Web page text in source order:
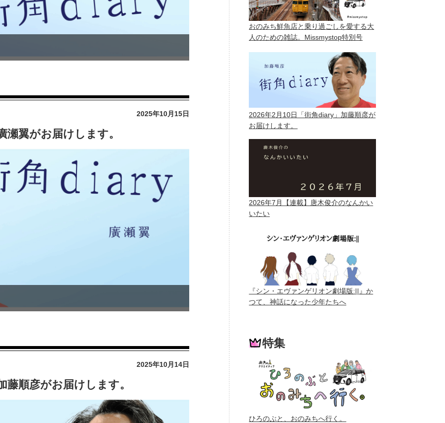
2025年10月15日
瀬翼がお届けします。
2025年10月14日
藤順彦がお届けします。
おのみち鮮魚店と乗り過ごしを愛する大
人のための雑誌。Missmystop特別号
2026年2月10日「街角diary」加藤順彦が
お届けします。
2026年7月【連載】唐木俊介のなんかい
いたい
『シン・エヴァンゲリオン劇場版:||』か
つて、神話になった少年たちへ
特集
ひろのぶと、おのみちへ行く。